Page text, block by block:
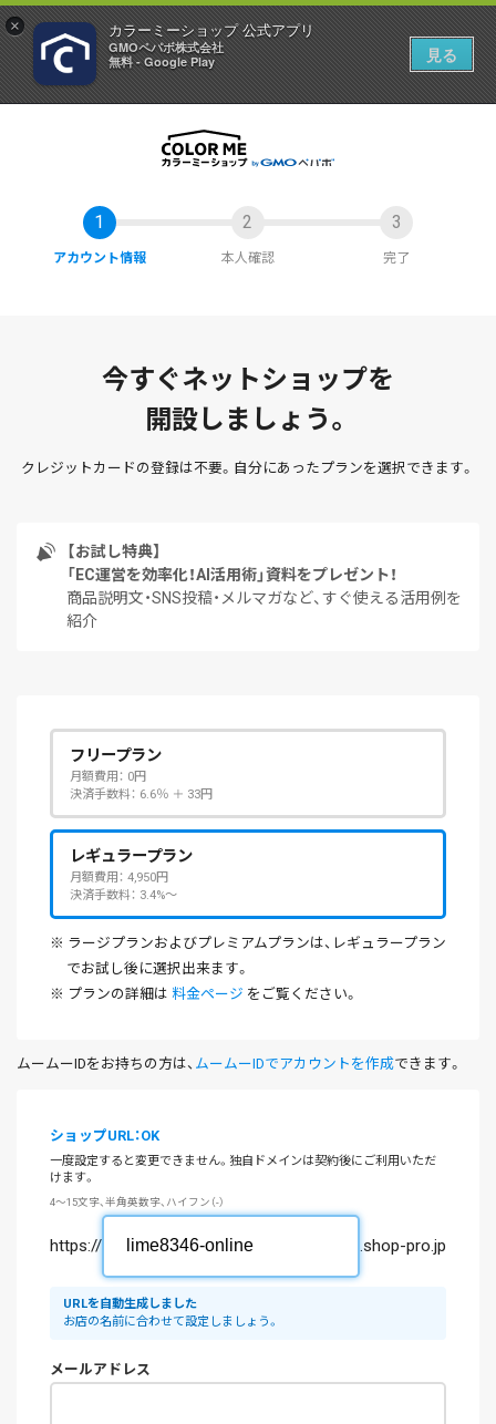
× カラーミーショップ 公式アプリ
GMOペパボ株式会社
無料 - Google Play
見る
アカウント情報 本人確認 完了
今すぐネットショップを
開設しましょう。
クレジットカードの登録は不要。 自分にあったプランを選択できます。
【お試し特典】
「EC運営を効率化！AI活用術」資料をプレゼント！
商品説明文・SNS投稿・メルマガなど、すぐ使える活用例を
紹介
フリープラン
月額費用
0円
決済手数料
6.6％ ＋ 33円
レギュラープラン
月額費用
4,950円
決済手数料
3.4%～
※ ラージプランおよびプレミアムプランは、レギュラープラン
でお試し後に選択出来ます。
※ プランの詳細は 料金ページ をご覧ください。
ムームーIDをお持ちの方は、 ムームーIDでアカウントを作成できます。
ショップURL：OK
一度設定すると変更できません。独自ドメインは契約後にご利用いただ
けます。
4～15文字、半角英数字、ハイフン（-）
https:// .shop-pro.jp
URLを自動生成しました
お店の名前に合わせて設定しましょう。
メールアドレス